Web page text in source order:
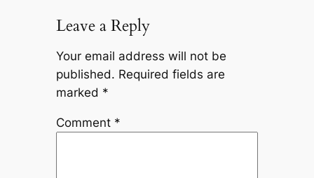
Leave a Reply
Your email address will not be
published. Required fields are
marked *
Comment *